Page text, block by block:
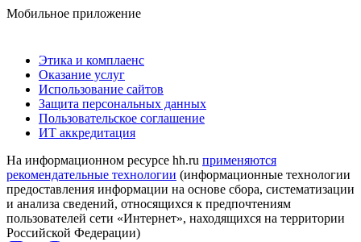
Мобильное приложение
Этика и комплаенс
Оказание услуг
Использование сайтов
Защита персональных данных
Пользовательское соглашение
ИТ аккредитация
На информационном ресурсе hh.ru применяются
рекомендательные технологии (информационные технологии
предоставления информации на основе сбора, систематизации
и анализа сведений, относящихся к предпочтениям
пользователей сети «Интернет», находящихся на территории
Российской Федерации)